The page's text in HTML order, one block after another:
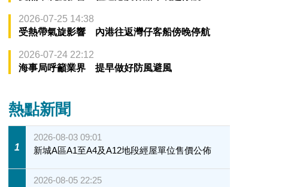
2026-07-25 14:38
受熱帶氣旋影響 內港往返灣仔客船傍晚停航
2026-07-24 22:12
海事局呼籲業界 提早做好防風避風
熱點新聞
1
2026-08-03 09:01
新城A區A1至A4及A12地段經屋單位售價公佈
2026-08-05 22:25